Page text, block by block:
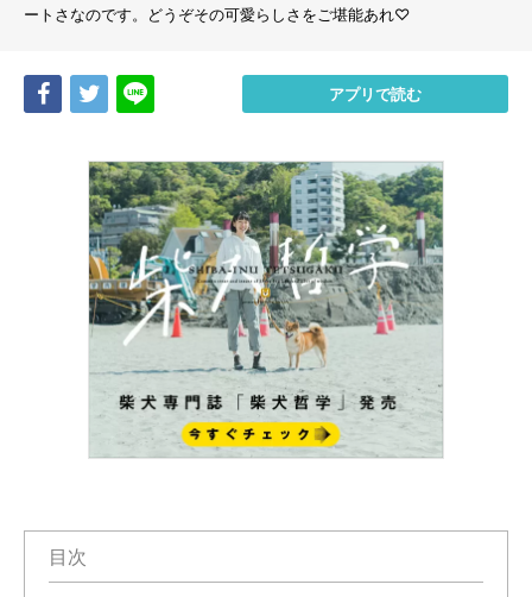
ートさなのです。どうぞその可愛らしさをご堪能あれ♡
Share Tweet アプリで読む
目次